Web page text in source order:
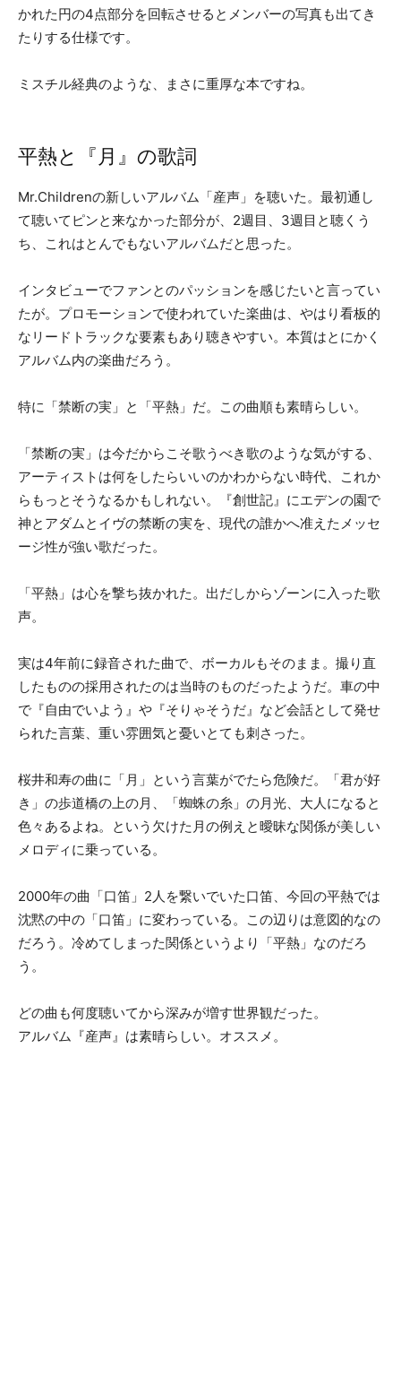
かれた円の4点部分を回転させるとメンバーの写真も出てき
たりする仕様です。
ミスチル経典のような、まさに重厚な本ですね。
平熱と『月』の歌詞
Mr.Childrenの新しいアルバム「産声」を聴いた。最初通し
て聴いてピンと来なかった部分が、2週目、3週目と聴くう
ち、これはとんでもないアルバムだと思った。
インタビューでファンとのパッションを感じたいと言ってい
たが。プロモーションで使われていた楽曲は、やはり看板的
なリードトラックな要素もあり聴きやすい。本質はとにかく
アルバム内の楽曲だろう。
特に「禁断の実」と「平熱」だ。この曲順も素晴らしい。
「禁断の実」は今だからこそ歌うべき歌のような気がする、
アーティストは何をしたらいいのかわからない時代、これか
らもっとそうなるかもしれない。『創世記』にエデンの園で
神とアダムとイヴの禁断の実を、現代の誰かへ准えたメッセ
ージ性が強い歌だった。
「平熱」は心を撃ち抜かれた。出だしからゾーンに入った歌
声。
実は4年前に録音された曲で、ボーカルもそのまま。撮り直
したものの採用されたのは当時のものだったようだ。車の中
で『自由でいよう』や『そりゃそうだ』など会話として発せ
られた言葉、重い雰囲気と憂いとても刺さった。
桜井和寿の曲に「月」という言葉がでたら危険だ。「君が好
き」の歩道橋の上の月、「蜘蛛の糸」の月光、大人になると
色々あるよね。という欠けた月の例えと曖昧な関係が美しい
メロディに乗っている。
2000年の曲「口笛」2人を繋いでいた口笛、今回の平熱では
沈黙の中の「口笛」に変わっている。この辺りは意図的なの
だろう。冷めてしまった関係というより「平熱」なのだろ
う。
どの曲も何度聴いてから深みが増す世界観だった。
アルバム『産声』は素晴らしい。オススメ。